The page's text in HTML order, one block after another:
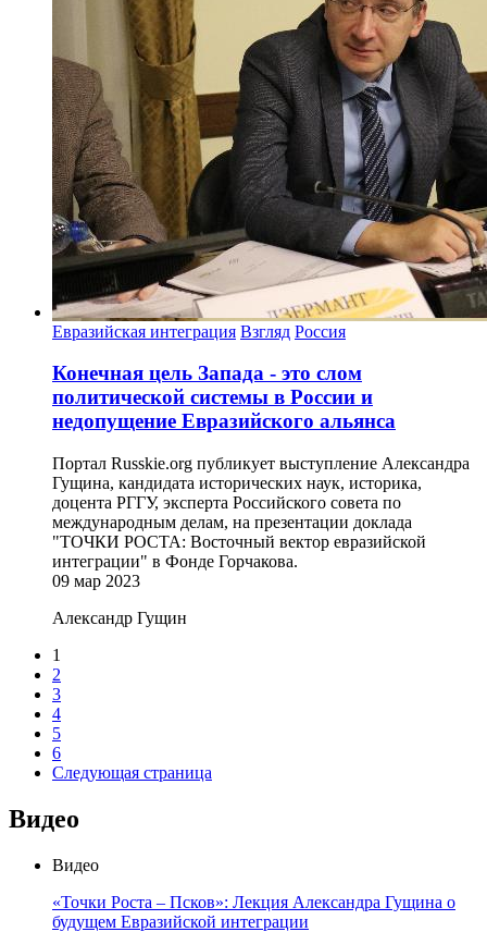
Евразийская интеграция Взгляд Россия
Конечная цель Запада - это слом
политической системы в России и
недопущение Евразийского альянса
Портал Russkie.org публикует выступление Александра
Гущина, кандидата исторических наук, историка,
доцента РГГУ, эксперта Российского совета по
международным делам, на презентации доклада
"ТОЧКИ РОСТА: Восточный вектор евразийской
интеграции" в Фонде Горчакова.
09 мар 2023
Александр Гущин
1
2
3
4
5
6
Следующая страница
Видео
Видео
«Точки Роста – Псков»: Лекция Александра Гущина о
будущем Евразийской интеграции